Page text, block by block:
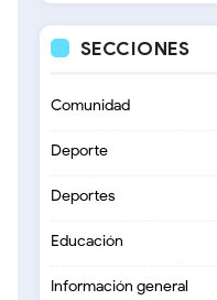
SECCIONES
Comunidad
Deporte
Deportes
Educación
Información general